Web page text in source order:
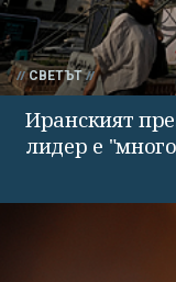
СВЕТЪТ
Иранският
лидер е